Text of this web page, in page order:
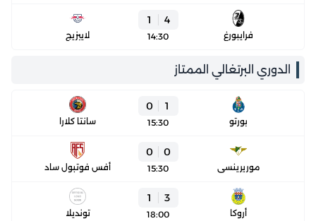
فرايبورغ
4
1
14:30 لايبزيج
الدوري البرتغالي الممتاز
بورتو
1
0
15:30 سانتا كلارا
موريرينسي
0
0
15:30 أفس فوتبول ساد
أروكا
3
1
18:00 تونديلا